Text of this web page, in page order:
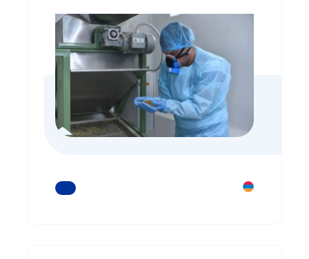
ԿԱՐԴԱՑԵՔ ԱՎԵԼԻՆ